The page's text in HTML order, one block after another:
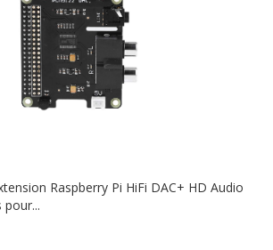
Raspberry Pi HiFi DAC+ HD Audio
pour...